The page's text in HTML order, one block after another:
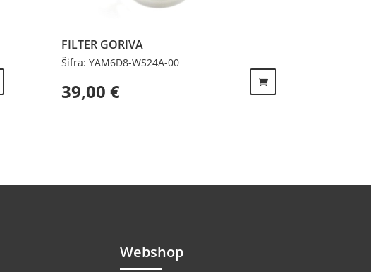
FILTER GORIVA
Šifra: YAM6D8-WS24A-00
39,00 €
Webshop